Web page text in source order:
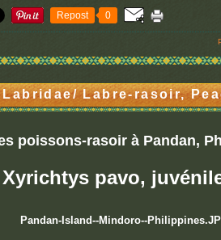
Repost 0
Labre-rasoir,
poissons-rasoir à Pandan,
Xyrichtys pavo,